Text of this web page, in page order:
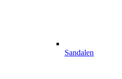
Sandalen